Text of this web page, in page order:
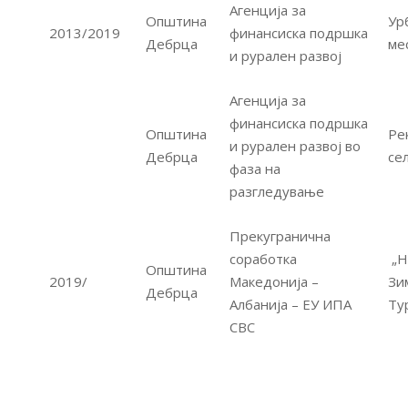
2013/2019
Општина
Дебрца
Агенција за
финансиска подршка
и рурален развој
Општина
Дебрца
Агенција за
финансиска подршка
и рурален развој во
фаза на
разгледување
2019/
Општина
Дебрца
Прекугранична
соработка
Македонија –
Албанија – ЕУ ИПА
CBC